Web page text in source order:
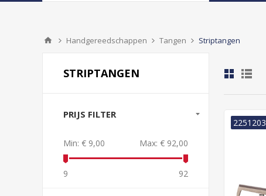
Handgereedschappen Tangen Striptangen
2251203
STRIPTANGEN
PRIJS FILTER
Min: € 9,00 Max: € 92,00
9 92